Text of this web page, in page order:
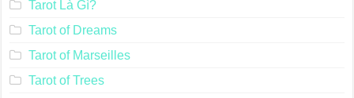
Tarot Là Gì?
Tarot of Dreams
Tarot of Marseilles
Tarot of Trees